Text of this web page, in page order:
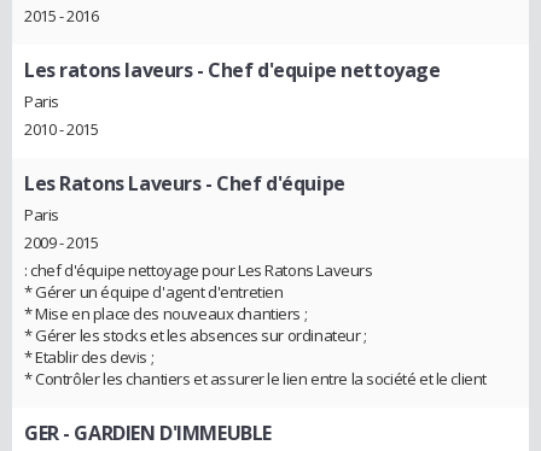
2015 - 2016
Les ratons laveurs- Chef d'equipe nettoyage
Paris
2010 - 2015
Les Ratons Laveurs- Chef d'équipe
Paris
2009 - 2015
: chef d'équipe nettoyage pour Les Ratons Laveurs
* Gérer un équipe d'agent d'entretien
* Mise en place des nouveaux chantiers ;
* Gérer les stocks et les absences sur ordinateur ;
* Etablir des devis ;
* Contrôler les chantiers et assurer le lien entre la société et le client
GER- GARDIEN D'IMMEUBLE